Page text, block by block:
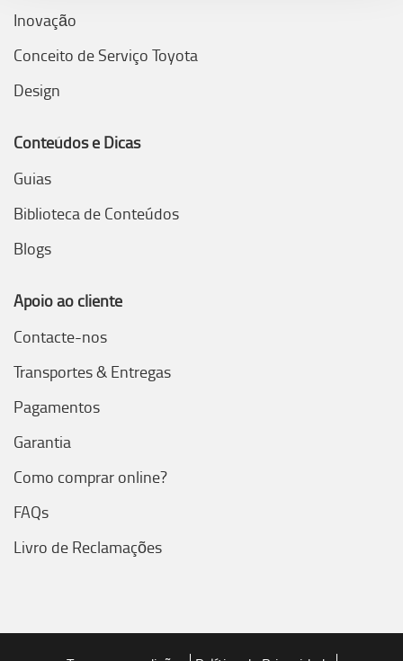
Inovação
Conceito de Serviço Toyota
Design
Conteúdos e Dicas
Guias
Biblioteca de Conteúdos
Blogs
Apoio ao cliente
Contacte-nos
Transportes & Entregas
Pagamentos
Garantia
Como comprar online?
FAQs
Livro de Reclamações